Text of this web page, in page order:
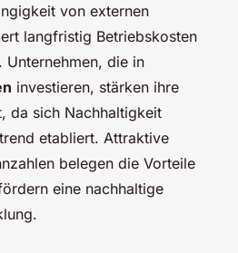
von externen
langfristig Betriebskosten
Unternehmen, die in
investieren, stärken ihre
da sich Nachhaltigkeit
etabliert. Attraktive
belegen die Vorteile
eine nachhaltige